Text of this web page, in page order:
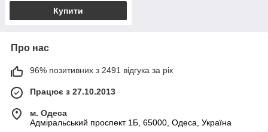
Купити
Про нас
96% позитивних з 2491 відгука за рік
Працює з 27.10.2013
м. Одеса
Адміральський проспект 1Б, 65000, Одеса, Україна